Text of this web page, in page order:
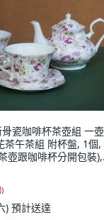
瓷咖啡杯茶壺組 一壺
茶午茶組 附杯盤, 1個,
壺跟咖啡杯分開包裝),
)
) 預計送達